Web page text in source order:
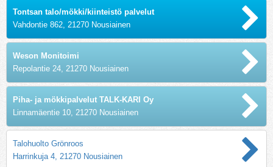
Tontsan talo/mökki/kiinteistö palvelut
Vahdontie 862, 21270 Nousiainen
Weson Monitoimi
Repolantie 24, 21270 Nousiainen
Piha- ja mökkipalvelut TALK-KARI Oy
Linnamäentie 10, 21270 Nousiainen
Talohuolto Grönroos
Harrinkuja 4, 21270 Nousiainen